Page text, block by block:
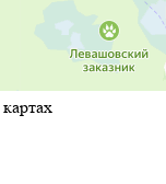
картах